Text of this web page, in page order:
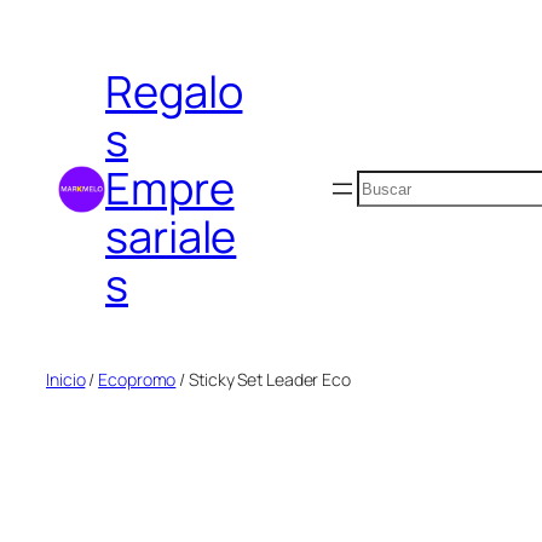
contenidoRegalo
s
Empre
sariale
s
Buscar
Inicio/ Ecopromo / Sticky Set Leader Eco